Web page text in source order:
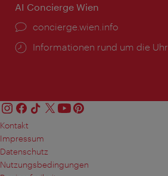
AI Concierge Wien
Ort:
concierge.wien.info
Öffnungszeiten:
Informationen rund um die Uhr
Kontakt
Impressum
Datenschutz
Nutzungsbedingungen